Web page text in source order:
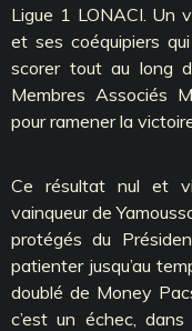
Ligue 1 LONACI. Un
et ses coéquipiers
scorer tout au long
Membres Associés
pour ramener la
Ce résultat nul et
vainqueur de
protégés du
patienter jusqu’au
doublé de Money
c’est un échec,